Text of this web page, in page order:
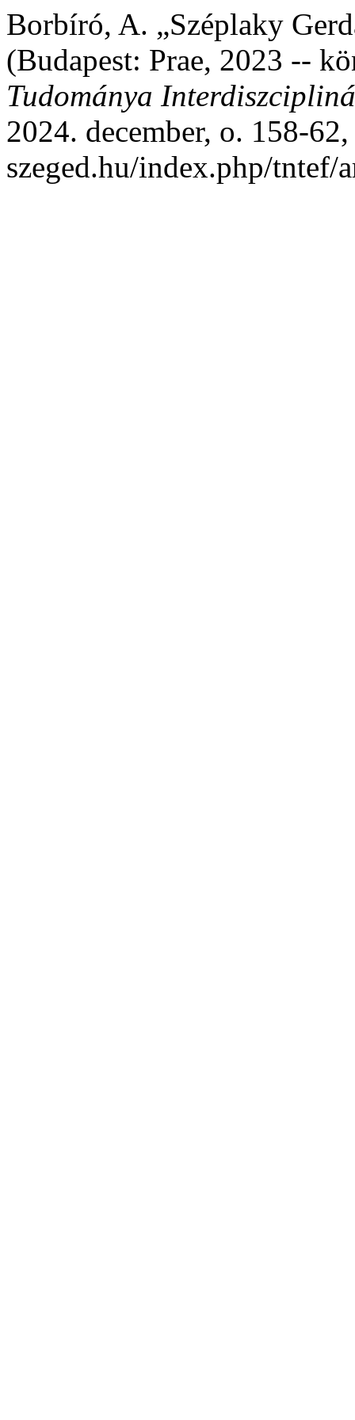
Borbíró, A. „Széplaky
(Budapest: Prae, 2023 --
Tudománya
2024. december, o. 158-
szeged.hu/index.php/tntef/